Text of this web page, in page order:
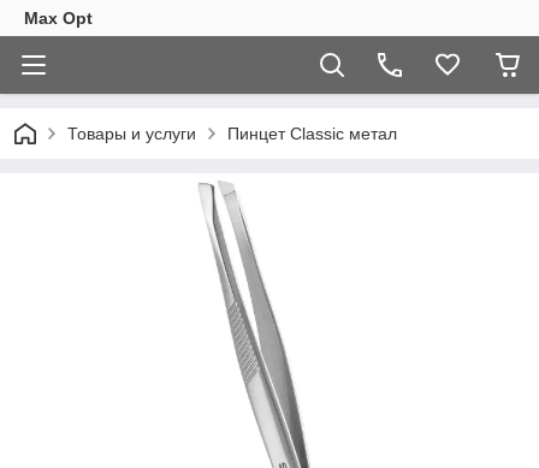
Max Opt
Товары и услуги Пинцет Classic метал